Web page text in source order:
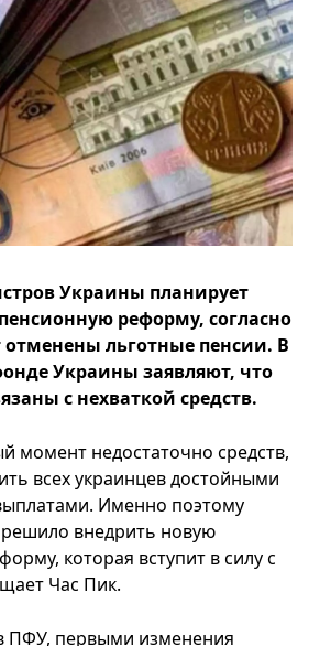
Украины планирует
реформу, согласно
отменены льготные пенсии. В
Украины заявляют, что
с нехваткой средств.
момент недостаточно средств,
всех украинцев достойными
Именно поэтому
решило внедрить новую
которая вступит в силу с
Час Пик.
ПФУ, первыми изменения